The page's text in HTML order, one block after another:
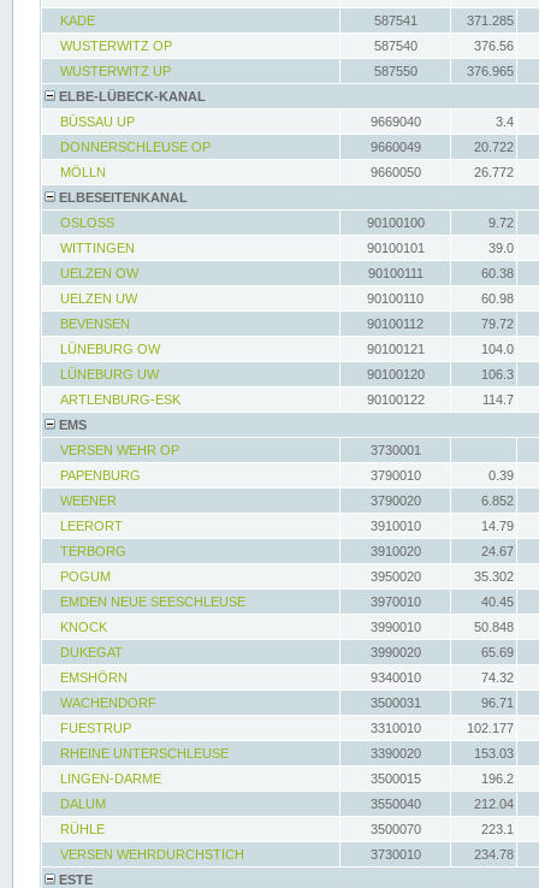
KADE
587541
371.285
WUSTERWITZ OP
587540
376.56
WUSTERWITZ UP
587550
376.965
ELBE-LÜBECK-KANAL
BÜSSAU UP
9669040
3.4
DONNERSCHLEUSE OP
9660049
20.722
MÖLLN
9660050
26.772
ELBESEITENKANAL
OSLOSS
90100100
9.72
WITTINGEN
90100101
39.0
UELZEN OW
90100111
60.38
UELZEN UW
90100110
60.98
BEVENSEN
90100112
79.72
LÜNEBURG OW
90100121
104.0
LÜNEBURG UW
90100120
106.3
ARTLENBURG-ESK
90100122
114.7
EMS
VERSEN WEHR OP
3730001
PAPENBURG
3790010
0.39
WEENER
3790020
6.852
LEERORT
3910010
14.79
TERBORG
3910020
24.67
POGUM
3950020
35.302
EMDEN NEUE SEESCHLEUSE
3970010
40.45
KNOCK
3990010
50.848
DUKEGAT
3990020
65.69
EMSHÖRN
9340010
74.32
WACHENDORF
3500031
96.71
FUESTRUP
3310010
102.177
RHEINE UNTERSCHLEUSE
3390020
153.03
LINGEN-DARME
3500015
196.2
DALUM
3550040
212.04
RÜHLE
3500070
223.1
VERSEN WEHRDURCHSTICH
3730010
234.78
ESTE